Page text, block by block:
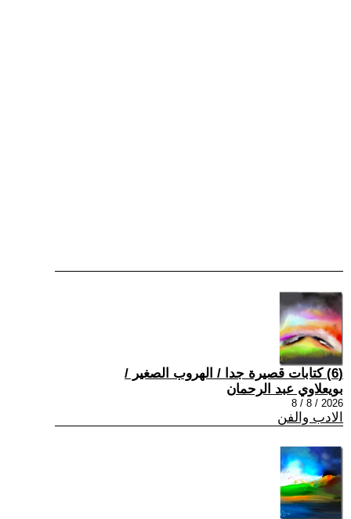
(6) كتابات قصيرة جدا / الهروب الصغير /
بويعلاوي عبد الرحمان
2026 / 8 / 8
الادب والفن